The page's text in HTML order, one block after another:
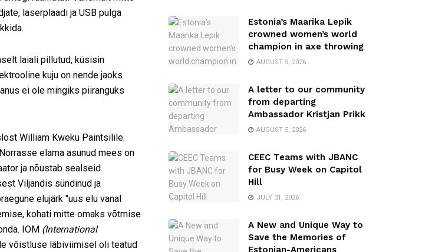
laserplaadi ja USB pulga
laiali pillutud, küsisin
kuju on nende jaoks
ei ole mingiks piiranguks
William Kweku Paintsilile.
elama asunud mees on
ja nõustab sealseid
Viljandis sündinud ja
elujärk "uus elu vanal
kohati mitte omaks võtmise
IOM (International
võistluse läbiviimisel oli teatud
Estonia’s Maarika Lepik
crowned women’s world
champion in axe throwing
AUGUST 5, 2026
A letter to our community
from departing
Ambassador Kristjan Prikk
AUGUST 5, 2026
CEEC Teams with JBANC
for Busy Week on Capitol
Hill
JULY 31, 2026
A New and Unique Way to
Save the Memories of
Estonian-Americans